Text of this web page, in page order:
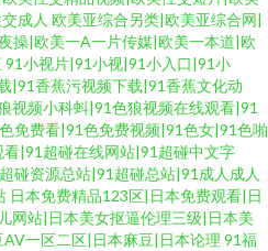
成人 欧美亚综合另类|欧美亚综合网|
操|欧美一A一片传媒|欧美一本道|欧
91小视片|91小视|91小入口|91小
|91香蕉污视频下载|91香蕉文化动
视频小科蚪|91色狼视频在线观看|91
免费看|91色免费视频|91色女|91色啪
|91超碰在线网站|91超碰中文字
碰资源总站|91超碰总站|91成人成人
日本免费精品123区|日本免费观看|日
网站|日本美女抠逼伦理三级|日本美
一区二区|日本麻豆|日本论理 91福